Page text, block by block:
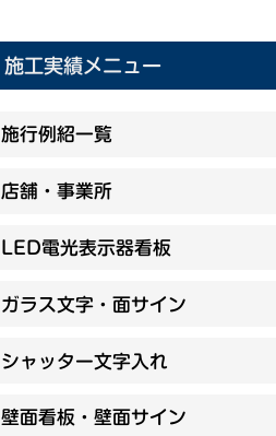
施工実績メニュー
施行例紹一覧
店舗・事業所
LED電光表示器看板
ガラス文字・面サイン
シャッター文字入れ
壁面看板・壁面サイン